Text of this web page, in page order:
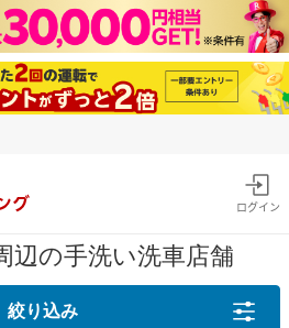
グ
ログイン
辺の手洗い洗車店舗
絞り込み